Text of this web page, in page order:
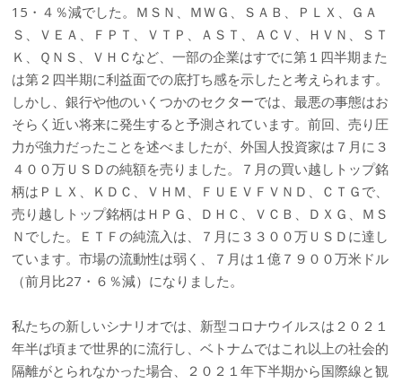
15・４％減でした。ＭＳＮ、ＭＷＧ、ＳＡＢ、ＰＬＸ、ＧＡ
Ｓ、ＶＥＡ、ＦＰＴ、ＶＴＰ、ＡＳＴ、ＡＣＶ、ＨＶＮ、ＳＴ
Ｋ、ＱＮＳ、ＶＨＣなど、一部の企業はすでに第１四半期また
は第２四半期に利益面での底打ち感を示したと考えられます。
しかし、銀行や他のいくつかのセクターでは、最悪の事態はお
そらく近い将来に発生すると予測されています。前回、売り圧
力が強力だったことを述べましたが、外国人投資家は７月に３
４００万ＵＳＤの純額を売りました。７月の買い越しトップ銘
柄はＰＬＸ、ＫＤＣ、ＶＨＭ、ＦＵＥＶＦＶＮＤ、ＣＴＧで、
売り越しトップ銘柄はＨＰＧ、ＤＨＣ、ＶＣＢ、ＤＸＧ、ＭＳ
Ｎでした。ＥＴＦの純流入は、７月に３３００万ＵＳＤに達し
ています。市場の流動性は弱く、７月は１億７９００万米ドル
（前月比27・６％減）になりました。
私たちの新しいシナリオでは、新型コロナウイルスは２０２１
年半ば頃まで世界的に流行し、ベトナムではこれ以上の社会的
隔離がとられなかった場合、２０２１年下半期から国際線と観